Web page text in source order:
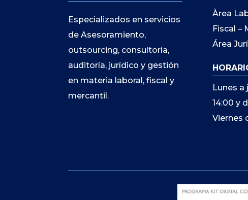
Especializados en servicios
de Asesoramiento,
outsourcing, consultoría,
auditoría, jurídico y gestión
en materia laboral, fiscal y
mercantil.
Àrea
Fiscal –
Área
Lunes a
14:00 y
Viernes